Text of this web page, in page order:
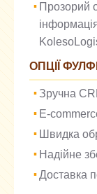
Прозорий
ОПЦІЇ
Зручна
E-
Швидка
Надійне
Доставка